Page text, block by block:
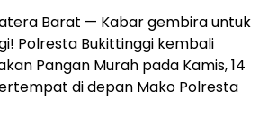
Barat — Kabar gembira untuk
Polresta Bukittinggi kembali
Pangan Murah pada Kamis, 14
di depan Mako Polresta